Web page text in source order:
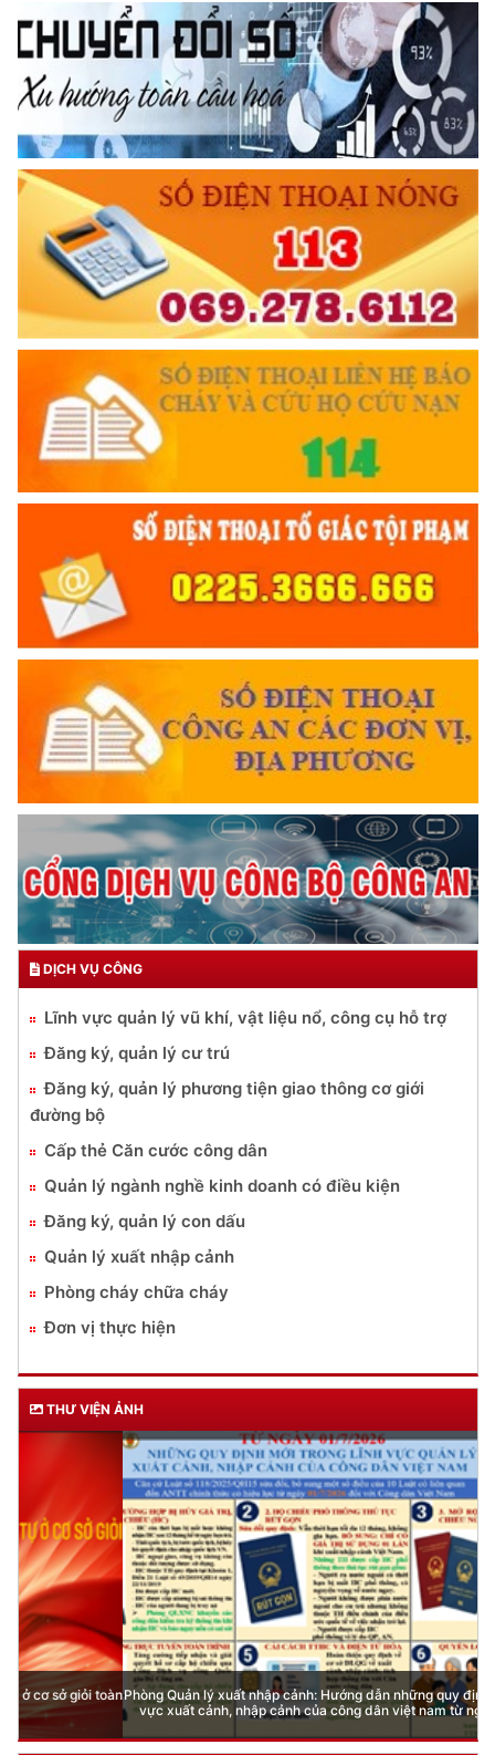
DỊCH VỤ CÔNG
Lĩnh vực quản lý vũ khí, vật liệu nổ, công cụ hỗ trợ
Đăng ký, quản lý cư trú
Đăng ký, quản lý phương tiện giao thông cơ giới
đường bộ
Cấp thẻ Căn cước công dân
Quản lý ngành nghề kinh doanh có điều kiện
Đăng ký, quản lý con dấu
Quản lý xuất nhập cảnh
Phòng cháy chữa cháy
Đơn vị thực hiện
THƯ VIỆN ẢNH
Phòng Quản lý xuất nhập cảnh: Hướng dẫn những quy định mới trong lĩnh
vực xuất cảnh, nhập cảnh của công dân việt nam từ ngày 01/7/2026